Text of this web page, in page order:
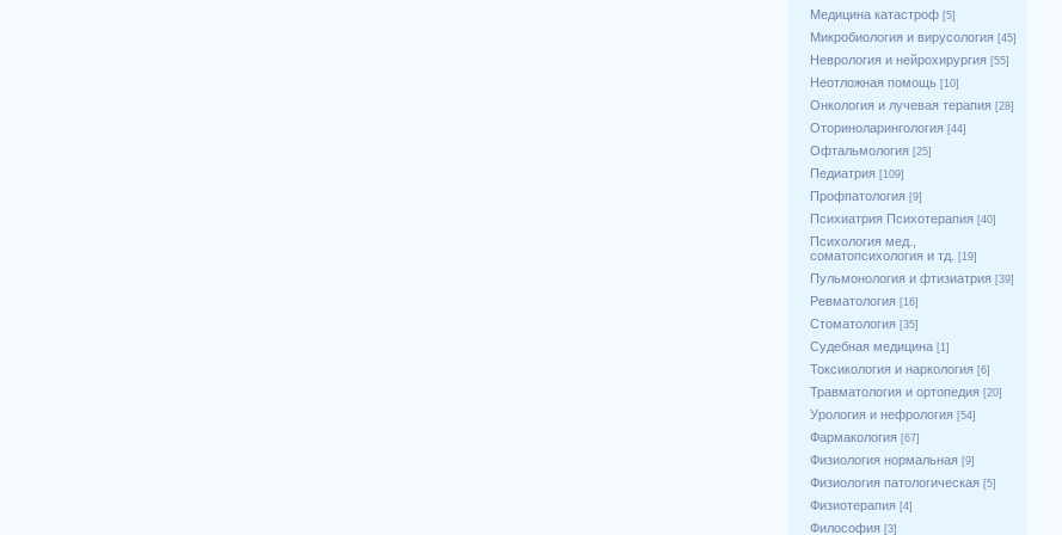
Медицина катастроф [5]
Микробиология и вирусология [45]
Неврология и нейрохирургия [55]
Неотложная помощь [10]
Онкология и лучевая терапия [28]
Оториноларингология [44]
Офтальмология [25]
Педиатрия [109]
Профпатология [9]
Психиатрия Психотерапия [40]
Психология мед.,
соматопсихология и тд.
[19]
Пульмонология и фтизиатрия [39]
Ревматология [16]
Стоматология [35]
Судебная медицина [1]
Токсикология и наркология [6]
Травматология и ортопедия [20]
Урология и нефрология [54]
Фармакология [67]
Физиология нормальная [9]
Физиология патологическая [5]
Физиотерапия [4]
Философия [3]